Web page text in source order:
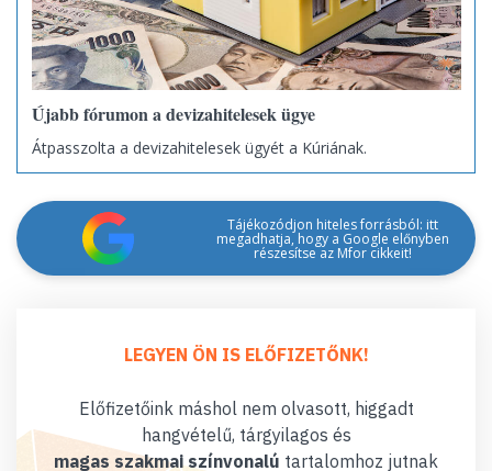
Újabb fórumon a devizahitelesek ügye
Átpasszolta a devizahitelesek ügyét a Kúriának.
Tájékozódjon hiteles forrásból: itt
megadhatja, hogy a Google előnyben
részesítse az Mfor cikkeit!
LEGYEN ÖN IS ELŐFIZETŐNK!
Előfizetőink máshol nem olvasott, higgadt
hangvételű, tárgyilagos és
magas szakmai színvonalú tartalomhoz jutnak